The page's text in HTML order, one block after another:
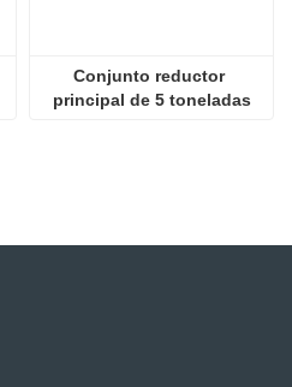
Conjunto reductor
principal de 5 toneladas